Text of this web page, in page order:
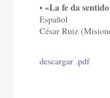
•«La fe da
Español
César Ruiz
descargar .pdf